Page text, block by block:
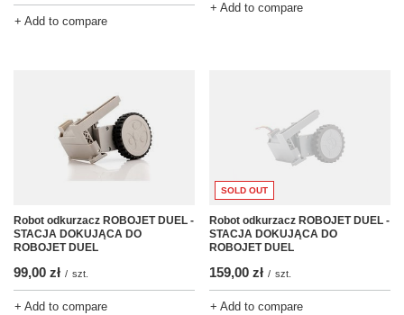
+ Add to compare
+ Add to compare
Robot odkurzacz ROBOJET DUEL -
STACJA DOKUJĄCA DO
ROBOJET DUEL
99,00 zł / szt.
+ Add to compare
SOLD OUT
Robot odkurzacz ROBOJET DUEL -
STACJA DOKUJĄCA DO
ROBOJET DUEL
159,00 zł / szt.
+ Add to compare